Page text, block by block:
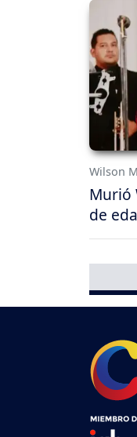
Wilson
Murió
de